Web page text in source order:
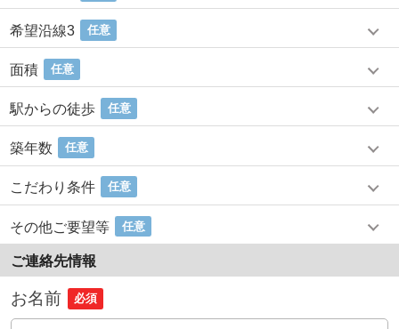
希望沿線3 任意
面積 任意
駅からの徒歩 任意
築年数 任意
こだわり条件 任意
その他ご要望等 任意
ご連絡先情報
お名前 必須